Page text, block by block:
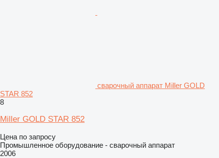
сварочный аппарат Miller GOLD
STAR 852
8
Miller GOLD STAR 852
Цена по запросу
Промышленное оборудование - сварочный аппарат
2006